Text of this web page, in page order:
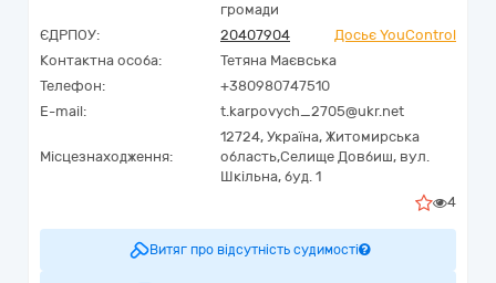
громади
ЄДРПОУ:
20407904
Досьє YouControl
Контактна особа:
Тетяна Маєвська
Телефон:
+380980747510
E-mail:
t.karpovych_2705@ukr.net
Місцезнаходження:
12724, Україна, Житомирська
область,Селище Довбиш, вул.
Шкільна, буд. 1
4
Витяг про відсутність судимості